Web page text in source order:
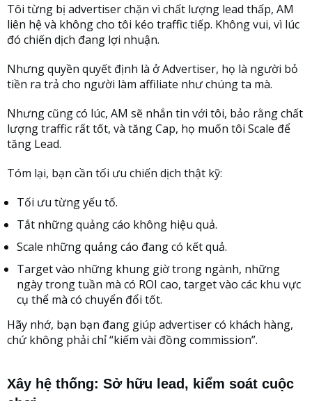
Tôi từng bị advertiser chặn vì chất lượng lead thấp, AM
liên hệ và không cho tôi kéo traffic tiếp. Không vui, vì lúc
đó chiến dịch đang lợi nhuận.
Nhưng quyền quyết định là ở Advertiser, họ là người bỏ
tiền ra trả cho người làm affiliate như chúng ta mà.
Nhưng cũng có lúc, AM sẽ nhắn tin với tôi, bảo rằng chất
lượng traffic rất tốt, và tăng Cap, họ muốn tôi Scale để
tăng Lead.
Tóm lại, bạn cần tối ưu chiến dịch thật kỹ:
Tối ưu từng yếu tố.
Tắt những quảng cáo không hiệu quả.
Scale những quảng cáo đang có kết quả.
Target vào những khung giờ trong ngành, những
ngày trong tuần mà có ROI cao, target vào các khu vực
cụ thể mà có chuyển đổi tốt.
Hãy nhớ, bạn bạn đang giúp advertiser có khách hàng,
chứ không phải chỉ “kiếm vài đồng commission”.
Xây hệ thống: Sở hữu lead, kiểm soát cuộc